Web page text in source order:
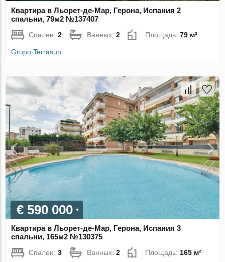
Квартира в Льорет-де-Мар, Герона, Испания 2
спальни, 79м2 №137407
Спален:2 Ванных:2 Площадь:79 м²
Grupo Terrasun
€ 590 000
Квартира в Льорет-де-Мар, Герона, Испания 3
спальни, 165м2 №130375
Спален:3 Ванных:2 Площадь:165 м²